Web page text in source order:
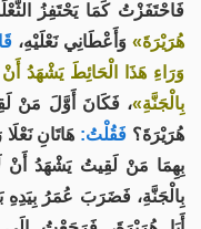
فَاحْتَفَزْتُ كَمَا يَحْتَفِزُ
هُرَيْرَةَ»وَأَعْطَانِي نَعْلَيْهِ،
وَرَاءِ هَذَا الْحَائِطَ يَشْهَدُ أَنْ
بِالْجَنَّةِ»، فَكَانَ أَوَّلَ مَنْ
هُرَيْرَةَ؟ فَقُلْتُ: هَاتَانِ
بِهِمَا مَنْ لَقِيتُ يَشْهَدُ أَنْ لَا
بِالْجَنَّةِ، فَضَرَبَ عُمَرُ بِيَدِهِ